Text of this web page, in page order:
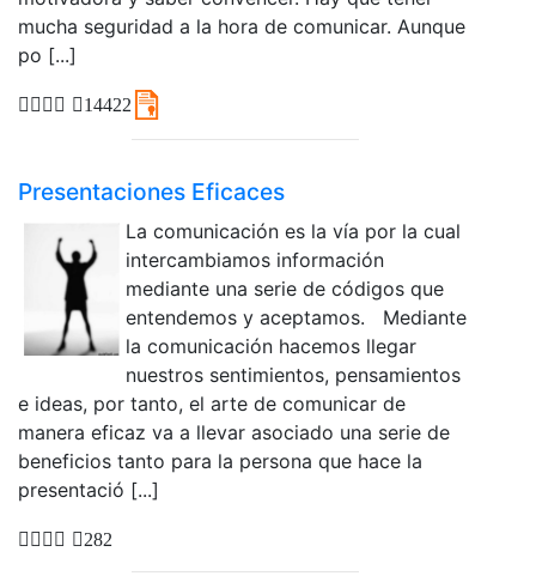
mucha seguridad a la hora de comunicar. Aunque
po [...]
14422
Presentaciones Eficaces
La comunicación es la vía por la cual
intercambiamos información
mediante una serie de códigos que
entendemos y aceptamos. Mediante
la comunicación hacemos llegar
nuestros sentimientos, pensamientos
e ideas, por tanto, el arte de comunicar de
manera eficaz va a llevar asociado una serie de
beneficios tanto para la persona que hace la
presentació [...]
282